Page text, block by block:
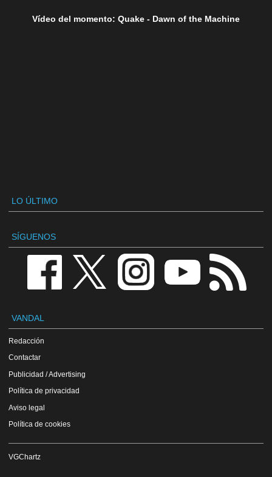
Vídeo del momento: Quake - Dawn of the Machine
LO ÚLTIMO
SÍGUENOS
VANDAL
Redacción
Contactar
Publicidad / Advertising
Política de privacidad
Aviso legal
Política de cookies
VGChartz